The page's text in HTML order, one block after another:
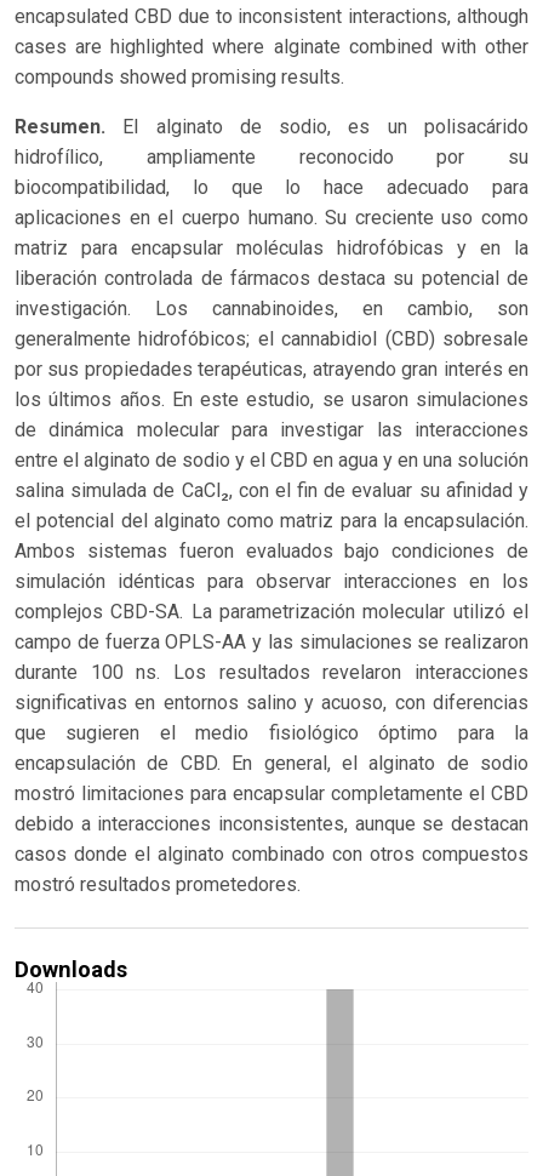
encapsulated CBD due to inconsistent interactions, although
cases are highlighted where alginate combined with other
compounds showed promising results.
Resumen.
El alginato de sodio, es un polisacárido
hidrofílico, ampliamente reconocido por su
biocompatibilidad, lo que lo hace adecuado para
aplicaciones en el cuerpo humano. Su creciente uso como
matriz para encapsular moléculas hidrofóbicas y en la
liberación controlada de fármacos destaca su potencial de
investigación. Los cannabinoides, en cambio, son
generalmente hidrofóbicos; el cannabidiol (CBD) sobresale
por sus propiedades terapéuticas, atrayendo gran interés en
los últimos años. En este estudio, se usaron simulaciones
de dinámica molecular para investigar las interacciones
entre el alginato de sodio y el CBD en agua y en una solución
salina simulada de CaCl₂, con el fin de evaluar su afinidad y
el potencial del alginato como matriz para la encapsulación.
Ambos sistemas fueron evaluados bajo condiciones de
simulación idénticas para observar interacciones en los
complejos CBD-SA. La parametrización molecular utilizó el
campo de fuerza OPLS-AA y las simulaciones se realizaron
durante 100 ns. Los resultados revelaron interacciones
significativas en entornos salino y acuoso, con diferencias
que sugieren el medio fisiológico óptimo para la
encapsulación de CBD. En general, el alginato de sodio
mostró limitaciones para encapsular completamente el CBD
debido a interacciones inconsistentes, aunque se destacan
casos donde el alginato combinado con otros compuestos
mostró resultados prometedores.
Downloads